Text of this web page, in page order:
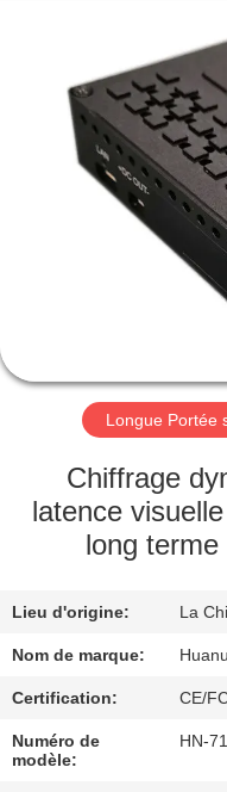
MAISON
À
PROPOS
NOUS
VISITE
L'USINE
CONTRÔLE
QUALITÉ
Longue Portée
Chiffrage
latence
long
Lieu d'origine: La
Nom de marque:
Certification: CE/
Numéro de
modèle:
HN-